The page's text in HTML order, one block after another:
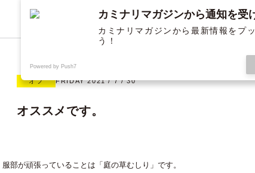
すよー ～布教活動の巻き～
ABOUT US SERVICE WORKS
オフ FRIDAY 2021 / 7 / 30
オススメです。
部が頑張っていることは「庭の草むしり」です。
カミナリマガジンから通知を受
カミナリマガジンから最新情報をプ
う！
Powered by Push7